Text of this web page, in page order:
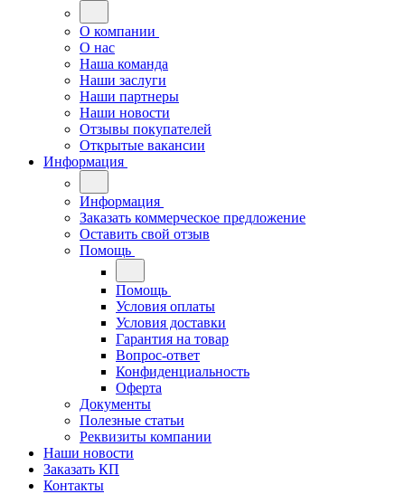
О компании
О нас
Наша команда
Наши заслуги
Наши партнеры
Наши новости
Отзывы покупателей
Открытые вакансии
Информация
Информация
Заказать коммерческое предложение
Оставить свой отзыв
Помощь
Помощь
Условия оплаты
Условия доставки
Гарантия на товар
Вопрос-ответ
Конфиденциальность
Оферта
Документы
Полезные статьи
Реквизиты компании
Наши новости
Заказать КП
Контакты